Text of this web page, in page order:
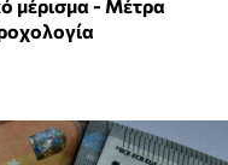
μέρισμα - Μέτρα